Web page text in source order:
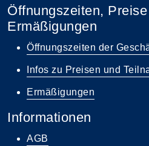
Öffnungszeiten,
Ermäßigungen
Öffnungszeiten der
Infos zu Preisen und
Ermäßigungen
Informationen
AGB